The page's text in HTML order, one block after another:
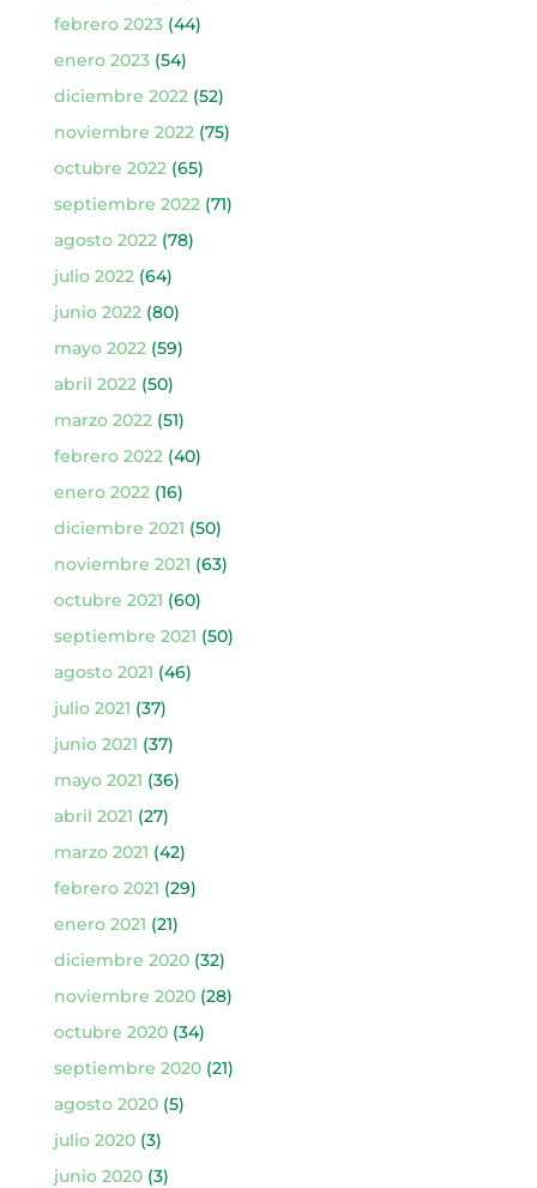
febrero 2023(44)
enero 2023(54)
diciembre 2022 (52)
noviembre 2022 (75)
octubre 2022 (65)
septiembre 2022 (71)
agosto 2022 (78)
julio 2022 (64)
junio 2022 (80)
mayo 2022 (59)
abril 2022 (50)
marzo 2022 (51)
febrero 2022 (40)
enero 2022 (16)
diciembre 2021 (50)
noviembre 2021 (63)
octubre 2021 (60)
septiembre 2021 (50)
agosto 2021 (46)
julio 2021 (37)
junio 2021 (37)
mayo 2021 (36)
abril 2021 (27)
marzo 2021 (42)
febrero 2021 (29)
enero 2021 (21)
diciembre 2020(32)
noviembre 2020(28)
octubre 2020(34)
septiembre 2020(21)
agosto 2020(5)
julio 2020(3)
junio 2020(3)